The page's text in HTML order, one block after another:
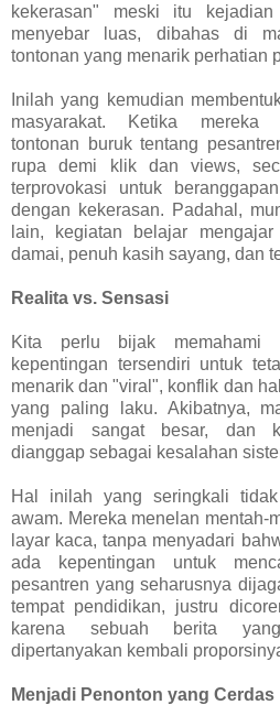
kekerasan" meski itu
menyebar luas, dibahas di
tontonan yang menarik perhatian
Inilah yang kemudian
masyarakat. Ketika mereka
tontonan buruk tentang
rupa demi klik dan views,
terprovokasi untuk
dengan kekerasan. Padahal,
lain, kegiatan belajar
damai, penuh kasih sayang, dan
Realita vs. Sensasi
Kita perlu bijak memahami
kepentingan tersendiri untuk
menarik dan "viral", konflik dan
yang paling laku. Akibatnya,
menjadi sangat besar, dan
dianggap sebagai kesalahan
Hal inilah yang seringkali
awam. Mereka menelan mentah-
layar kaca, tanpa menyadari
ada kepentingan untuk
pesantren yang seharusnya
tempat pendidikan, justru
karena sebuah berita
dipertanyakan kembali
Menjadi Penonton yang Cerdas